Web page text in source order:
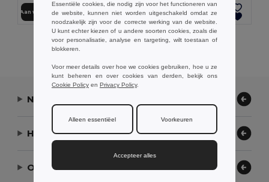
Aan winkelwagen toevoegen Aan winkelwagen toevoegen
Alle Producten Tonen.
Neem contact op
Hulp nodig?
Ons bedrijf
Essentiële cookies, die nodig zijn voor het functioneren van
de website, kunnen niet worden uitgeschakeld omdat ze
noodzakelijk zijn voor de correcte werking van de website.
U kunt echter kiezen of u andere soorten cookies, zoals die
voor personalisatie, analyse en targeting, wilt toestaan of
blokkeren.
Voor meer details over hoe we cookies gebruiken, hoe u ze
kunt beheren en over cookies van derden, bekijk ons
Cookie Policy en Privacy Policy.
Alleen essentiëel Voorkeuren
Accepteer alles